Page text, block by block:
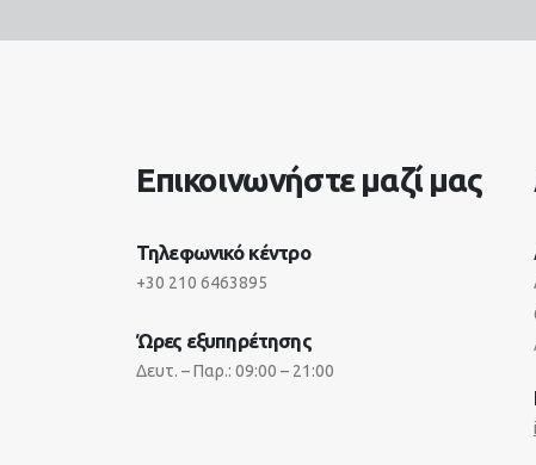
Επικοινωνήστε μαζί μας
Τηλεφωνικό κέντρο
+30 210 6463895
Ώρες εξυπηρέτησης
Δευτ. – Παρ.: 09:00 – 21:00